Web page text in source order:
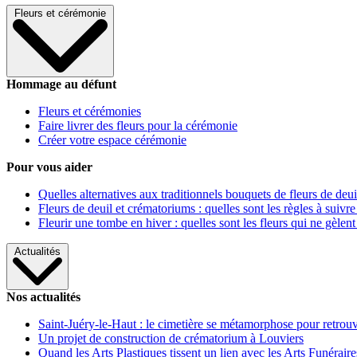
Fleurs et cérémonie
Hommage au défunt
Fleurs et cérémonies
Faire livrer des fleurs pour la cérémonie
Créer votre espace cérémonie
Pour vous aider
Quelles alternatives aux traditionnels bouquets de fleurs de
Fleurs de deuil et crématoriums : quelles sont les règles à
Fleurir une tombe en hiver : quelles sont les fleurs qui ne gèlent
Actualités
Nos actualités
Saint-Juéry-le-Haut : le cimetière se métamorphose pour
Un projet de construction de crématorium à Louviers
Quand les Arts Plastiques tissent un lien avec les Arts